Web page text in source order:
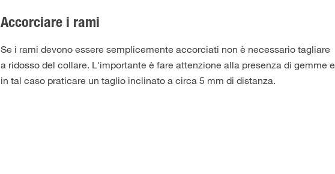
Accorciare i rami
Se i rami devono essere semplicemente accorciati non è necessario tagliare
a ridosso del collare. L'importante è fare attenzione alla presenza di gemme e
in tal caso praticare un taglio inclinato a circa 5 mm di distanza.